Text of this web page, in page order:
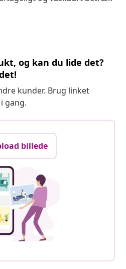
og kan du lide det?
kunder. Brug linket
gang.
billede